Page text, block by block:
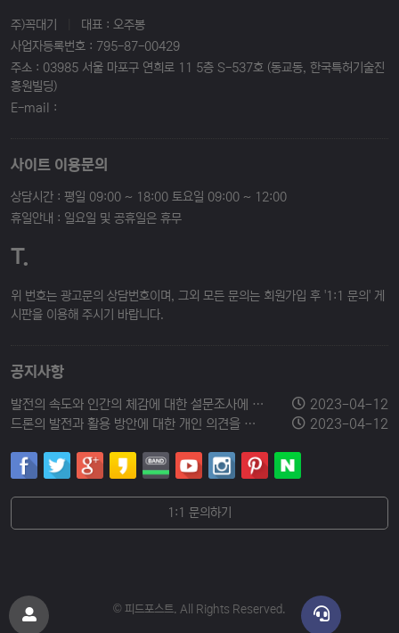
주)꼭대기
대표 : 오주봉
사업자등록번호 : 795-87-00429
주소 : 03985 서울 마포구 연희로 11 5층 S-537호 (동교동, 한국특허기술진
흥원빌딩)
E-mail :
사이트 이용문의
상담시간 : 평일 09:00 ~ 18:00 토요일 09:00 ~ 12:00
휴일안내 : 일요일 및 공휴일은 휴무
T.
위 번호는 광고문의 상담번호이며, 그외 모든 문의는 회원가입 후 '1:1 문의' 게
시판을 이용해 주시기 바랍니다.
공지사항
발전의 속도와 인간의 체감에 대한 설문조사에 참여해 주세요.
2023-04-12
드론의 발전과 활용 방안에 대한 개인 의견을 남겨주세요.
2023-04-12
1:1 문의하기
© 피드포스트. All Rights Reserved.